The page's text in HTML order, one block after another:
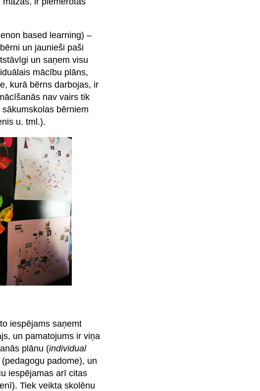
based learning) –
un jaunieši paši
un saņem visu
mācību plāns,
kurā bērns darbojas, ir
nav vairs tik
bērniem
u. tml.).
iespējams saņemt
un pamatojums ir viņa
plānu (individual
padome), un
iespējamas arī citas
Tiek veikta skolēnu